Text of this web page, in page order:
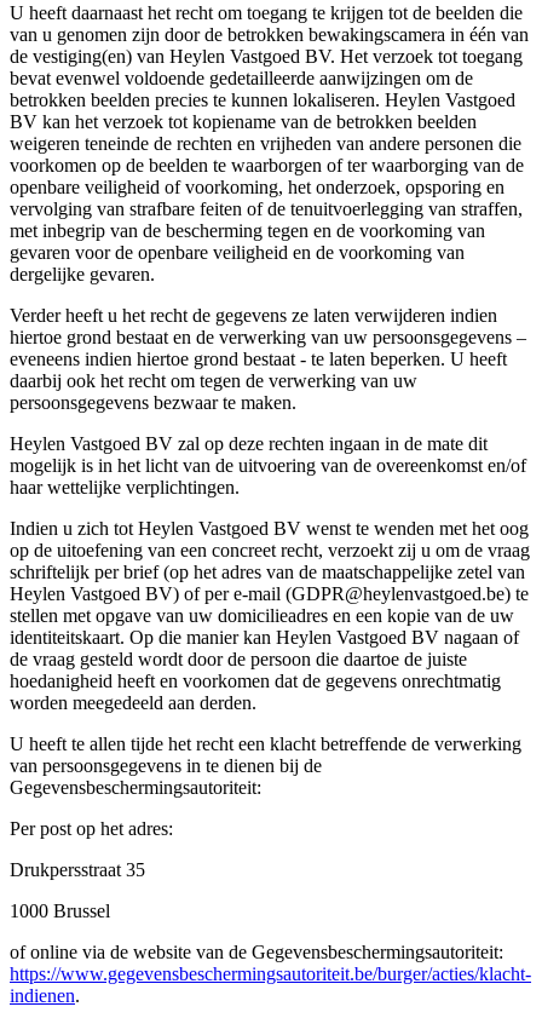
U heeft daarnaast het recht om toegang te krijgen tot de beelden die
van u genomen zijn door de betrokken bewakingscamera in één van
de vestiging(en) van Heylen Vastgoed BV. Het verzoek tot toegang
bevat evenwel voldoende gedetailleerde aanwijzingen om de
betrokken beelden precies te kunnen lokaliseren. Heylen Vastgoed
BV kan het verzoek tot kopiename van de betrokken beelden
weigeren teneinde de rechten en vrijheden van andere personen die
voorkomen op de beelden te waarborgen of ter waarborging van de
openbare veiligheid of voorkoming, het onderzoek, opsporing en
vervolging van strafbare feiten of de tenuitvoerlegging van straffen,
met inbegrip van de bescherming tegen en de voorkoming van
gevaren voor de openbare veiligheid en de voorkoming van
dergelijke gevaren.
Verder heeft u het recht de gegevens ze laten verwijderen indien
hiertoe grond bestaat en de verwerking van uw persoonsgegevens –
eveneens indien hiertoe grond bestaat - te laten beperken. U heeft
daarbij ook het recht om tegen de verwerking van uw
persoonsgegevens bezwaar te maken.
Heylen Vastgoed BV zal op deze rechten ingaan in de mate dit
mogelijk is in het licht van de uitvoering van de overeenkomst en/of
haar wettelijke verplichtingen.
Indien u zich tot Heylen Vastgoed BV wenst te wenden met het oog
op de uitoefening van een concreet recht, verzoekt zij u om de vraag
schriftelijk per brief (op het adres van de maatschappelijke zetel van
Heylen Vastgoed BV) of per e-mail (GDPR@heylenvastgoed.be) te
stellen met opgave van uw domicilieadres en een kopie van de uw
identiteitskaart. Op die manier kan Heylen Vastgoed BV nagaan of
de vraag gesteld wordt door de persoon die daartoe de juiste
hoedanigheid heeft en voorkomen dat de gegevens onrechtmatig
worden meegedeeld aan derden.
U heeft te allen tijde het recht een klacht betreffende de verwerking
van persoonsgegevens in te dienen bij de
Gegevensbeschermingsautoriteit:
Per post op het adres:
Drukpersstraat 35
1000 Brussel
of online via de website van de Gegevensbeschermingsautoriteit:
https://www.gegevensbeschermingsautoriteit.be/burger/acties/klacht-
indienen.